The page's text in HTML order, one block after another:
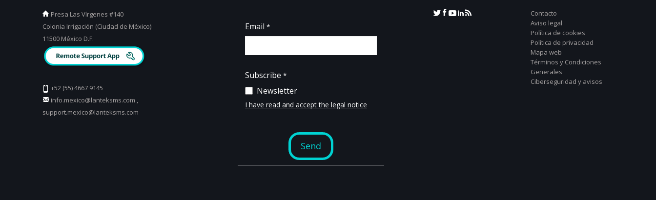
Presa Las Vírgenes #140
Colonia Irrigación (Ciudad de México)
11500 México D.F.
+52 (55) 4667 9145
info.mexico@lanteksms.com ,
support.mexico@lanteksms.com
Contacto
Aviso legal
Política de cookies
Política de privacidad
Mapa web
Términos y Condiciones
Generales
Ciberseguridad y avisos